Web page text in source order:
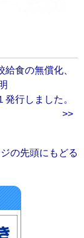
食の無償化、
行しました。
>>
の先頭にもどる